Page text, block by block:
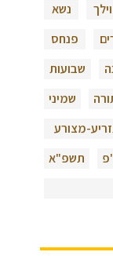
נשא
פנחס
שבועות
שמיני
מצורע
תשפ"א